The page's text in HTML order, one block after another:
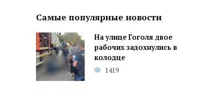
Самые популярные новости
На улице Гоголя двое
рабочих задохнулись в
колодце
1419